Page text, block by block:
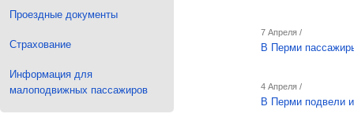
Проездные документы
Страхование
Информация для
малоподвижных пассажиров
7 Апреля /
В Перми
4 Апреля /
В Перми подвели